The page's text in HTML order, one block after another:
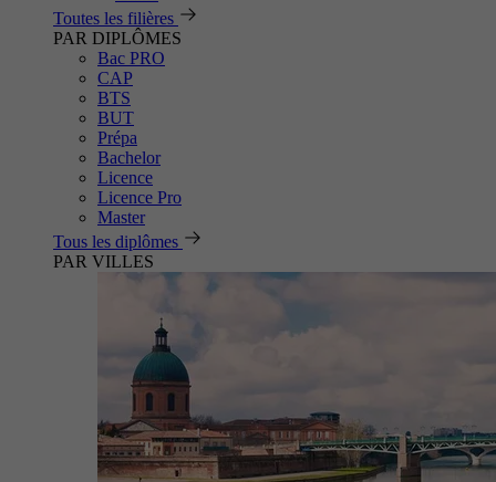
Toutes les filières
PAR DIPLÔMES
Bac PRO
CAP
BTS
BUT
Prépa
Bachelor
Licence
Licence Pro
Master
Tous les diplômes
PAR VILLES